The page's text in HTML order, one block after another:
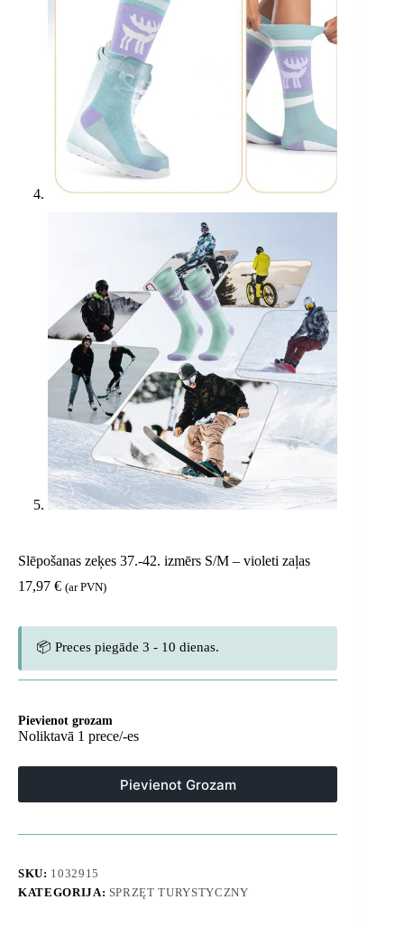
Slēpošanas zeķes 37.-42. izmērs S/M – violeti zaļas
17,97 € (ar PVN)
📦 Preces piegāde 3 - 10 dienas.
Pievienot grozam
Noliktavā 1 prece/-es
Pievienot Grozam
SKU: 1032915
KATEGORIJA: SPRZĘT TURYSTYCZNY